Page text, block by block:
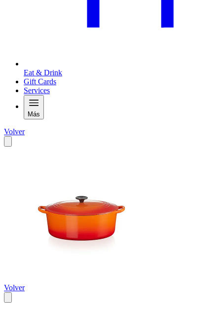
Eat & Drink
Gift Cards
Services
Más
Volver
Volver